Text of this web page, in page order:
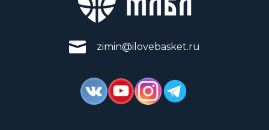
zimin@ilovebasket.ru